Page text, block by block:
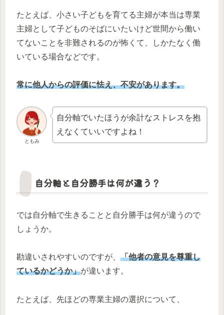
たとえば、小さい子どもを育てる主婦が本当は専業
主婦として子どものそばにいたいけど世間から働い
てないことを非難されるのが怖くて、しかたなく働
いている場合などです。
常に他人からの評価に怯え、不安があります。
ともみ
自分軸でいたほうが余計なストレスを抱
えなくていいですよね！
自分軸と自分勝手は何が違う？
では自分軸で生きることと自分勝手は何が違うので
しょうか。
勘違いされやすいのですが、 「他者の意見を尊重し
ているかどうか」が違います。
たとえば、先ほどの専業主婦の選択について、